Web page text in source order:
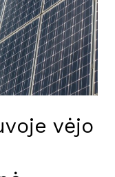
vėjo